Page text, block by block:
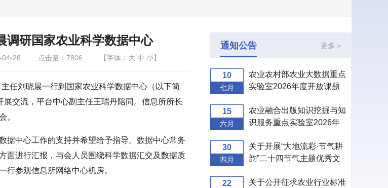
调研国家农业科学数据中心
04-28 点击量： 7806 【字体： 大 中 小】
任刘晓晨一行到国家农业科学数据中心（以下简
交流，平台中心副主任王瑞丹陪同。信息所所长
。
据中心工作的支持并希望给予指导。数据中心常务
面进行汇报，与会人员围绕科学数据汇交及数据质
行参观信息所网络中心机房。
通知公告 更多 >
10
七月
农业农村部农业大数据重点
实验室2026年度开放课题
15
六月
农业融合出版知识挖掘与知
识服务重点实验室2026年
30
四月
关于开展“大地流彩·节气耕
韵”二十四节气主题优秀文
22
关于公开征求农业行业标准